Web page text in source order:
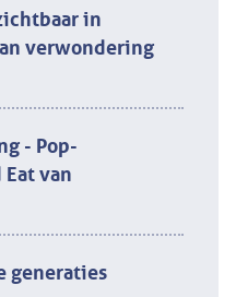
in
verwondering
- Pop-
van
generaties